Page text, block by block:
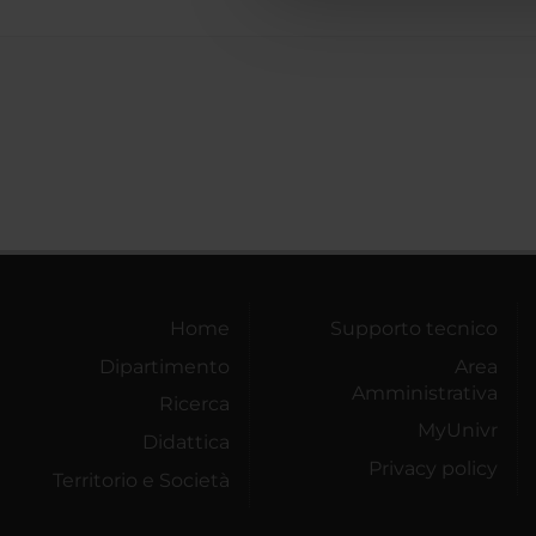
Home
Dipartimento
Ricerca
Didattica
Territorio e Società
Supporto tecnico
Area
Amministrativa
MyUnivr
Privacy policy